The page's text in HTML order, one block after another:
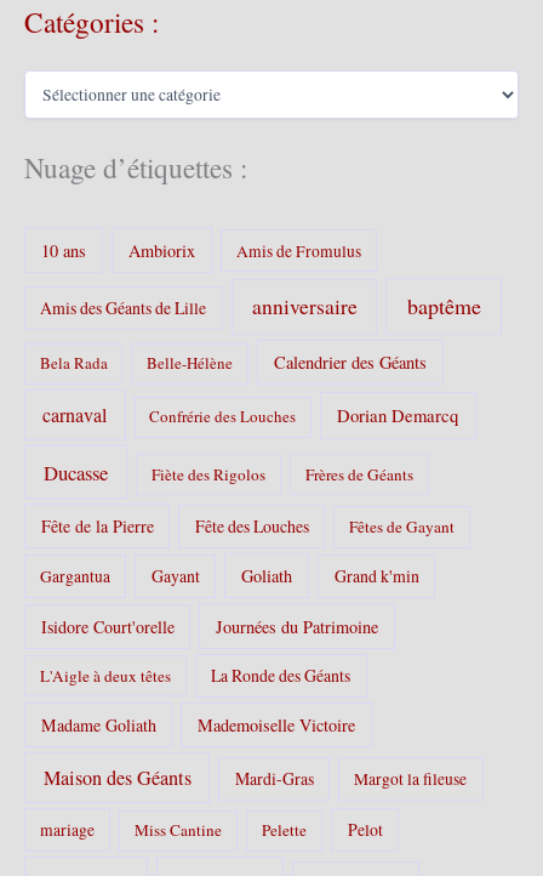
h
s
Catégories :
C
é
g
Nuage d’étiquettes :
10 ans Ambiorix Amis de Fromulus
Amis des Géants de Lille anniversaire baptême
Bela Rada Belle-Hélène Calendrier des Géants
carnaval Confrérie des Louches Dorian Demarcq
Ducasse Fiète des Rigolos Frères de Géants
Fête de la Pierre Fête des Louches Fêtes de Gayant
Gargantua Gayant Goliath Grand k'min
Isidore Court'orelle Journées du Patrimoine
L'Aigle à deux têtes La Ronde des Géants
Madame Goliath Mademoiselle Victoire
Maison des Géants Mardi-Gras Margot la fileuse
mariage Miss Cantine Pelette Pelot